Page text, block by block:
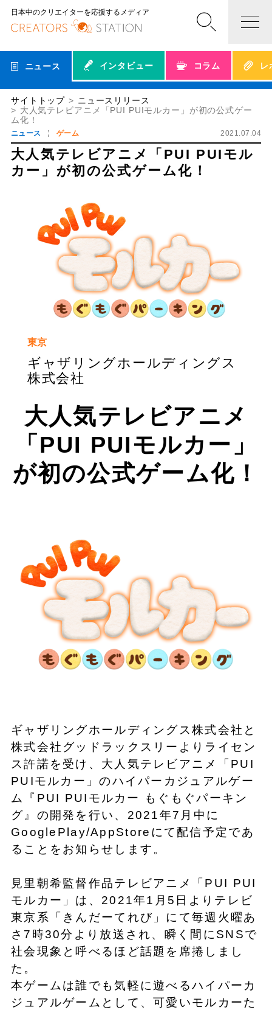
日本中のクリエイターを応援するメディア
ニュース インタビュー コラム レ
サイトトップ
ニュースリリース
大人気テレビアニメ「PUI PUIモルカー」が初の公式ゲー
ム化！
ニュース ゲーム 2021.07.04
大人気テレビアニメ「PUI PUIモル
カー」が初の公式ゲーム化！
東京
ギャザリングホールディングス
株式会社
大人気テレビアニメ
「PUI PUIモルカー」
が初の公式ゲーム化！
​ギャザリングホールディングス株式会社と
株式会社グッドラックスリーよりライセン
ス許諾を受け、大人気テレビアニメ「PUI
PUIモルカー」のハイパーカジュアルゲー
ム『PUI PUIモルカー もぐもぐパーキン
グ』の開発を行い、2021年7月中に
GooglePlay/AppStoreにて配信予定であ
ることをお知らせします。
見里朝希監督作品テレビアニメ「PUI PUI
モルカー」は、2021年1月5日よりテレビ
東京系「きんだーてれび」にて毎週火曜あ
さ7時30分より放送され、瞬く間にSNSで
社会現象と呼べるほど話題を席捲しまし
た。
本ゲームは誰でも気軽に遊べるハイパーカ
ジュアルゲームとして、可愛いモルカーた